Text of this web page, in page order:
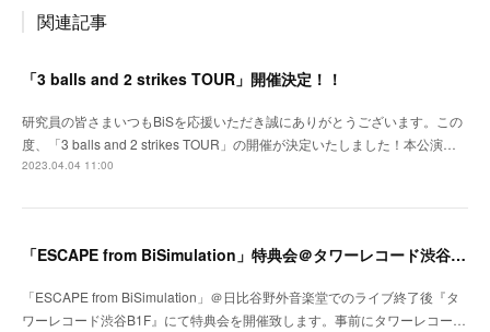
関連記事
「3 balls and 2 strikes TOUR」開催決定！！
研究員の皆さまいつもBiSを応援いただき誠にありがとうございます。この
度、「3 balls and 2 strikes TOUR」の開催が決定いたしました！本公演…
2023.04.04 11:00
「ESCAPE from BiSimulation」特典会＠タワーレコード渋谷B1F開催決定のお知らせ
「ESCAPE from BiSimulation」＠日比谷野外音楽堂でのライブ終了後『タ
ワーレコード渋谷B1F』にて特典会を開催致します。事前にタワーレコー…